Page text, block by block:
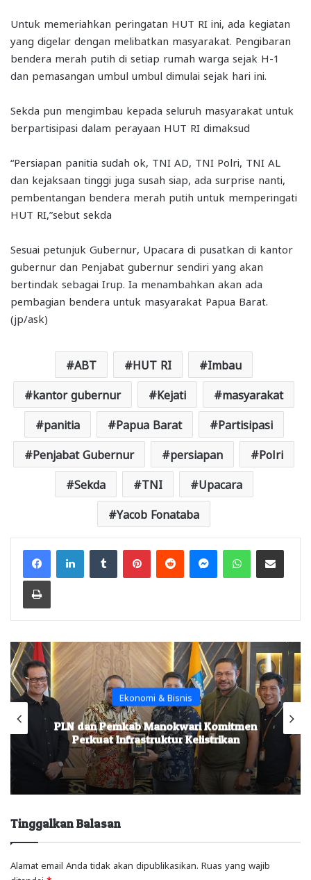
Untuk memeriahkan peringatan HUT RI ini, ada kegiatan
yang digelar dengan melibatkan masyarakat. Pengibaran
bendera merah putih di setiap rumah warga sejak H-1
dan pemasangan umbul umbul dimulai sejak hari ini.
Sekda pun mengimbau kepada seluruh masyarakat untuk
berpartisipasi dalam perayaan HUT RI dimaksud
“Persiapan panitia sudah ok, TNI AD, TNI Polri, TNI AL
dan kejaksaan tinggi juga susah siap, ada surprise nanti,
pembentangan bendera merah putih untuk memperingati
HUT RI,”sebut sekda
Sesuai petunjuk Gubernur, Upacara di pusatkan di kantor
gubernur dan Penjabat gubernur sendiri yang akan
bertindak sebagai Irup. Ia menambahkan akan ada
pembagian bendera untuk masyarakat Papua Barat.
(jp/ask)
ABT HUT RI Imbau
kantor gubernur Kejati masyarakat
panitia Papua Barat Partisipasi
Penjabat Gubernur persiapan Polri
Sekda TNI Upacara
Yacob Fonataba
FacebookLinkedInTumblr PinterestReddit MessengerWhatsAppShare via Email
Print
Ekonomi & Bisnis
PLN dan Pemkab Manokwari Komitmen
Perkuat Infrastruktur Kelistrikan
Tinggalkan Balasan
Alamat email Anda tidak akan dipublikasikan. Ruas yang wajib